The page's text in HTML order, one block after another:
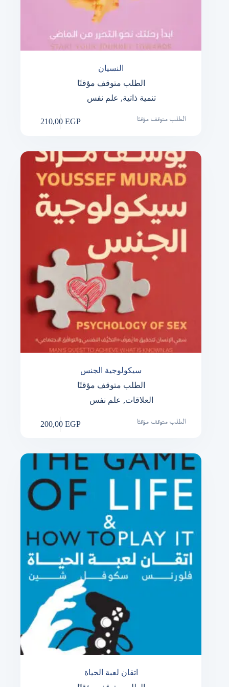
النسيان
الطلب متوقف مؤقتًا
تنمية ذاتية, علم نفس
210,00EGP الطلب متوقف مؤقتًا
سيكولوجية الجنس
الطلب متوقف مؤقتًا
العلاقات, علم نفس
200,00EGP الطلب متوقف مؤقتًا
اتقان لعبة الحياة